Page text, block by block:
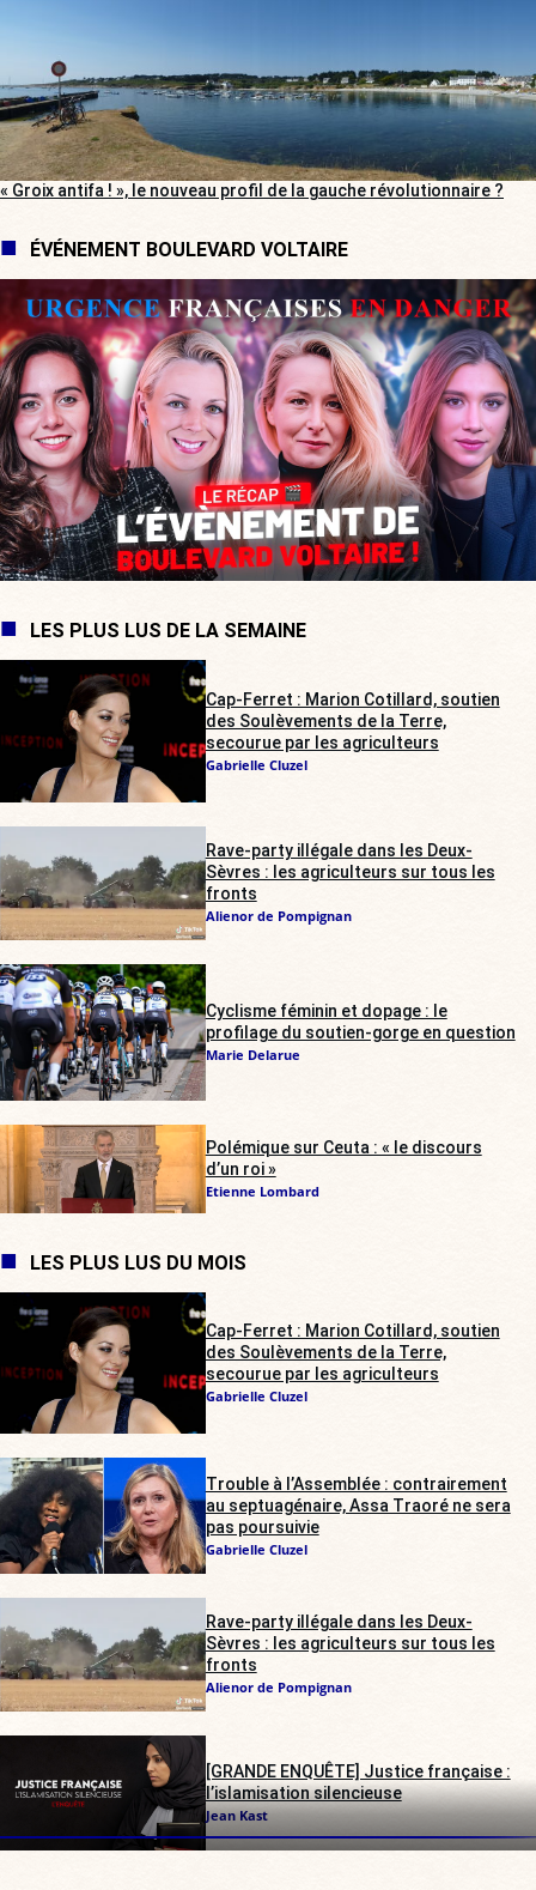
« Groix antifa ! », le nouveau profil de la gauche révolutionnaire ?
ÉVÉNEMENT BOULEVARD VOLTAIRE
LES PLUS LUS DE LA SEMAINE
Cap-Ferret : Marion Cotillard, soutien
des Soulèvements de la Terre,
secourue par les agriculteurs
Gabrielle Cluzel
Rave-party illégale dans les Deux-
Sèvres : les agriculteurs sur tous les
fronts
Alienor de Pompignan
Cyclisme féminin et dopage : le
profilage du soutien-gorge en question
Marie Delarue
Polémique sur Ceuta : « le discours
d’un roi »
Etienne Lombard
LES PLUS LUS DU MOIS
Cap-Ferret : Marion Cotillard, soutien
des Soulèvements de la Terre,
secourue par les agriculteurs
Gabrielle Cluzel
Trouble à l’Assemblée : contrairement
au septuagénaire, Assa Traoré ne sera
pas poursuivie
Gabrielle Cluzel
Rave-party illégale dans les Deux-
Sèvres : les agriculteurs sur tous les
fronts
Alienor de Pompignan
[GRANDE ENQUÊTE] Justice française :
l’islamisation silencieuse
Jean Kast